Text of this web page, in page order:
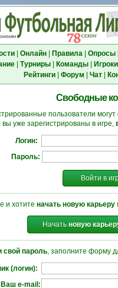
| Онлайн| Правила| Опросы|
| Турниры| Команды| Игроки
Рейтинги| Форум Чат|
Свободные
пользователи
вы уже зарегистрированы в игре,
Логин:
Пароль:
Войти в
и хотите начать новую карьеру
Начать новую
свой пароль, заполните форму
(логин):
Ваш e-mail: